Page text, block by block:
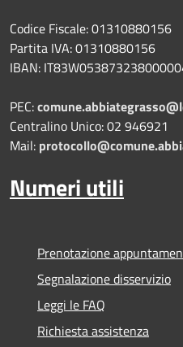
Codice Fiscale: 01310880156
Partita IVA: 01310880156
IBAN:
PEC:
Centralino Unico: 02 946921
Mail:
Numeri utili
Prenotazione
Segnalazione disservizio
Leggi le FAQ
Richiesta assistenza